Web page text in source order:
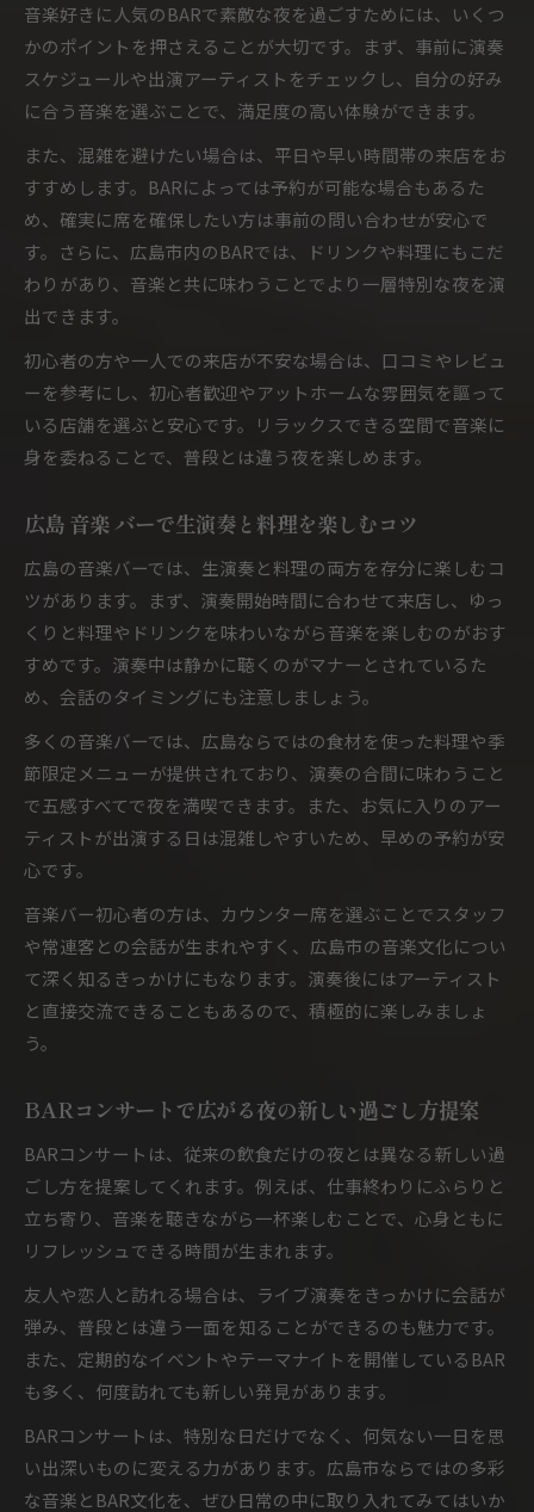
BARの雰囲気が生演奏を特別にする理由
初めてでも安心のBAR音楽体験ガイド
BAR初心者でも安心して楽しめる音楽体験法
BARコンサート参加前に知っておきたい基礎知
識
広島 生演奏 バーで気軽に過ごすためのコツ
BARで失敗しない席選びと過ごし方のヒント
ライブ演奏が魅力のBARを探す楽しさ
BARでライブ演奏を楽しむための探し方ガイド
広島 生演奏 レストランのBARを選ぶ楽しみ方
ライブ感あふれるBARの選び方と体験談紹介
BARコンサート情報の見つけ方と活用術
音楽好きに人気のBARで素敵な夜を過ごすためには、いくつ
かのポイントを押さえることが大切です。まず、事前に演奏
スケジュールや出演アーティストをチェックし、自分の好み
に合う音楽を選ぶことで、満足度の高い体験ができます。
また、混雑を避けたい場合は、平日や早い時間帯の来店をお
すすめします。BARによっては予約が可能な場合もあるた
め、確実に席を確保したい方は事前の問い合わせが安心で
す。さらに、広島市内のBARでは、ドリンクや料理にもこだ
わりがあり、音楽と共に味わうことでより一層特別な夜を演
出できます。
初心者の方や一人での来店が不安な場合は、口コミやレビュ
ーを参考にし、初心者歓迎やアットホームな雰囲気を謳って
いる店舗を選ぶと安心です。リラックスできる空間で音楽に
身を委ねることで、普段とは違う夜を楽しめます。
広島 音楽 バーで生演奏と料理を楽しむコツ
広島の音楽バーでは、生演奏と料理の両方を存分に楽しむコ
ツがあります。まず、演奏開始時間に合わせて来店し、ゆっ
くりと料理やドリンクを味わいながら音楽を楽しむのがおす
すめです。演奏中は静かに聴くのがマナーとされているた
め、会話のタイミングにも注意しましょう。
多くの音楽バーでは、広島ならではの食材を使った料理や季
節限定メニューが提供されており、演奏の合間に味わうこと
で五感すべてで夜を満喫できます。また、お気に入りのアー
ティストが出演する日は混雑しやすいため、早めの予約が安
心です。
音楽バー初心者の方は、カウンター席を選ぶことでスタッフ
や常連客との会話が生まれやすく、広島市の音楽文化につい
て深く知るきっかけにもなります。演奏後にはアーティスト
と直接交流できることもあるので、積極的に楽しみましょ
う。
BARコンサートで広がる夜の新しい過ごし方提案
BARコンサートは、従来の飲食だけの夜とは異なる新しい過
ごし方を提案してくれます。例えば、仕事終わりにふらりと
立ち寄り、音楽を聴きながら一杯楽しむことで、心身ともに
リフレッシュできる時間が生まれます。
友人や恋人と訪れる場合は、ライブ演奏をきっかけに会話が
弾み、普段とは違う一面を知ることができるのも魅力です。
また、定期的なイベントやテーマナイトを開催しているBAR
も多く、何度訪れても新しい発見があります。
BARコンサートは、特別な日だけでなく、何気ない一日を思
い出深いものに変える力があります。広島市ならではの多彩
な音楽とBAR文化を、ぜひ日常の中に取り入れてみてはいか